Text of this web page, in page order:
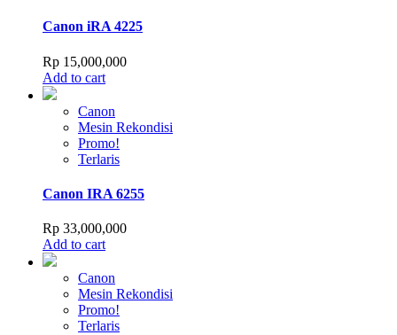
Canon iRA 4225
Rp 15,000,000
Add to cart
Canon
Mesin Rekondisi
Promo!
Terlaris
Canon IRA 6255
Rp 33,000,000
Add to cart
Canon
Mesin Rekondisi
Promo!
Terlaris